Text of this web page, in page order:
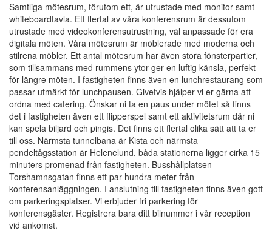
Samtliga mötesrum, förutom ett, är utrustade med monitor samt
whiteboardtavla. Ett flertal av våra konferensrum är dessutom
utrustade med videokonferensutrustning, väl anpassade för era
digitala möten. Våra mötesrum är möblerade med moderna och
stilrena möbler. Ett antal mötesrum har även stora fönsterpartier,
som tillsammans med rummens ytor ger en luftig känsla, perfekt
för längre möten. I fastigheten finns även en lunchrestaurang som
passar utmärkt för lunchpausen. Givetvis hjälper vi er gärna att
ordna med catering. Önskar ni ta en paus under mötet så finns
det i fastigheten även ett flipperspel samt ett aktivitetsrum där ni
kan spela biljard och pingis. Det finns ett flertal olika sätt att ta er
till oss. Närmsta tunnelbana är Kista och närmsta
pendeltågsstation är Helenelund, båda stationerna ligger cirka 15
minuters promenad från fastigheten. Busshållplatsen
Torshamnsgatan finns ett par hundra meter från
konferensanläggningen. I anslutning till fastigheten finns även gott
om parkeringsplatser. Vi erbjuder fri parkering för
konferensgäster. Registrera bara ditt bilnummer i vår reception
vid ankomst.